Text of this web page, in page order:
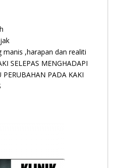
manis ,harapan dan realiti
SELEPAS MENGHADAPI
PADA KAKI